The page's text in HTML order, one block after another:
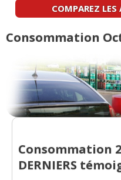
(0 )
00/20 2.0 TSI
COMPAREZ
Consommation
Consommation
DERNIERS